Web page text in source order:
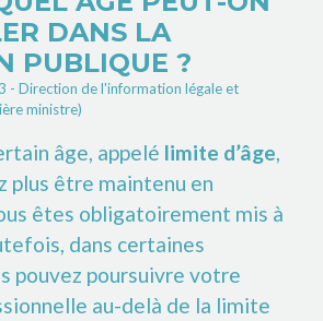
DANS LA
PUBLIQUE ?
- Direction de l'information légale et
ministre)
âge, appelé limite d’âge,
plus être maintenu en
êtes obligatoirement mis à
dans certaines
pouvez poursuivre votre
au-delà de la limite